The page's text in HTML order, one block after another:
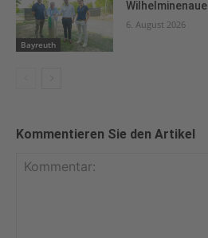
Bayreuth
Wilhelminenaue
6. August 2026
Kommentieren Sie den Artikel